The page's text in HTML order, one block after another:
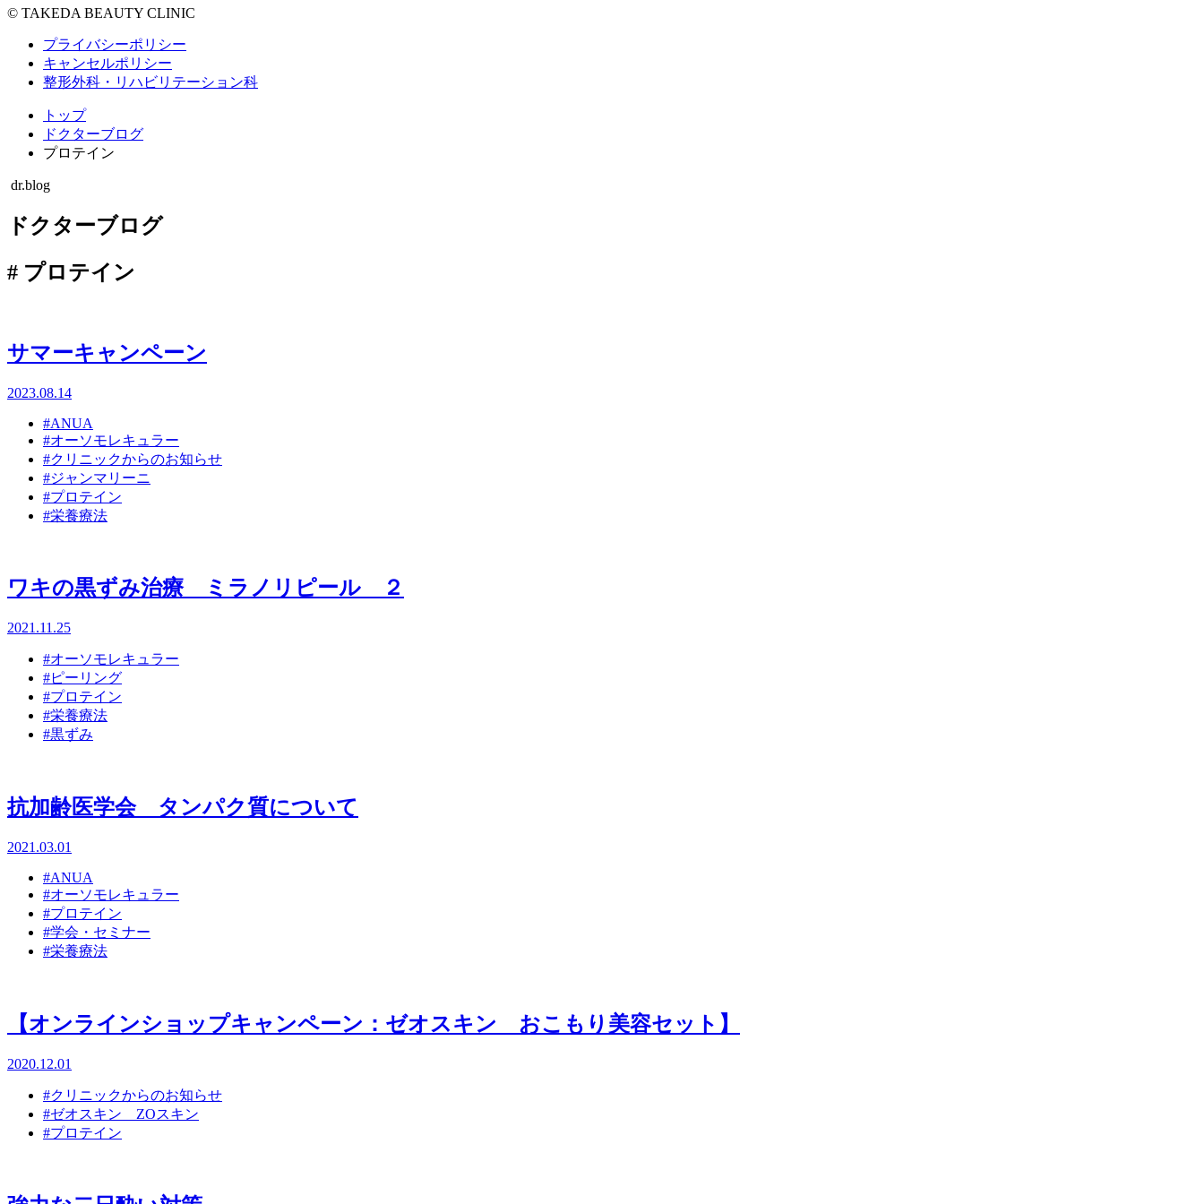
© TAKEDA BEAUTY CLINIC
プライバシーポリシー
キャンセルポリシー
整形外科・リハビリテーション科
トップ
ドクターブログ
プロテイン
dr.blog
ドクターブログ
# プロテイン
サマーキャンペーン
2023.08.14
#ANUA
#オーソモレキュラー
#クリニックからのお知らせ
#ジャンマリーニ
#プロテイン
#栄養療法
ワキの黒ずみ治療 ミラノリピール ２
2021.11.25
#オーソモレキュラー
#ピーリング
#プロテイン
#栄養療法
#黒ずみ
抗加齢医学会 タンパク質について
2021.03.01
#ANUA
#オーソモレキュラー
#プロテイン
#学会・セミナー
#栄養療法
【オンラインショップキャンペーン：ゼオスキン おこもり美容セット】
2020.12.01
#クリニックからのお知らせ
#ゼオスキン ZOスキン
#プロテイン